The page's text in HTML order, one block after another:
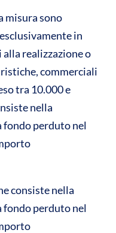
misura sono
in
realizzazione o
commerciali
tra 10.000 e
nella
fondo perduto nel
consiste nella
fondo perduto nel